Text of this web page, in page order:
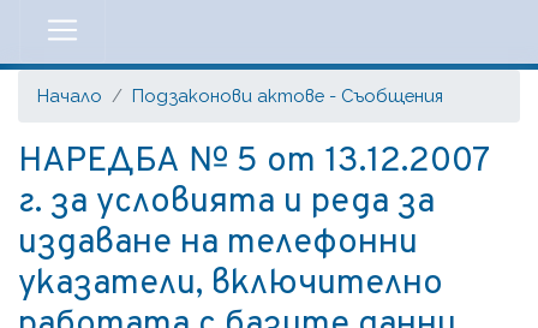
на транспорта
Начало Подзаконови актове - Съобщения
НАРЕДБА № 5 от 13.12.2007
г. за условията и реда за
издаване на телефонни
указатели, включително